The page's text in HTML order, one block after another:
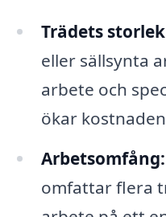
Trädets
eller sällsynta
arbete och
ökar
Arbetsomfång:
omfattar flera